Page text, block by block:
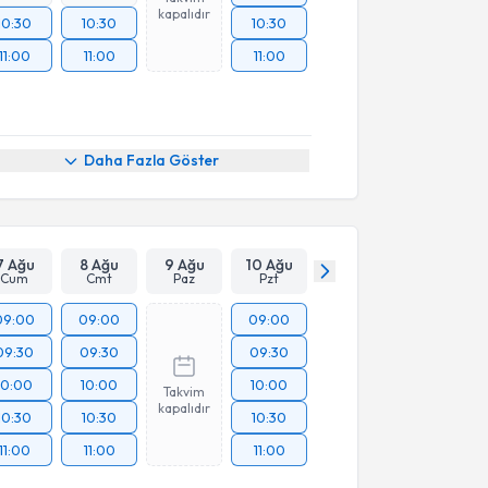
10:30
11:00
kapalıdır
10:30
11:00
Daha Fazla Göster
Ağu
Cum
8 Ağu
Cmt
9 Ağu
Paz
10 Ağu
Pzt
09:00
09:30
10:00
10:30
11:00
Takvim
kapalıdır
09:00
09:30
10:00
10:30
11:00